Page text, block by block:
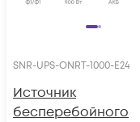
SNR-UPS-ONRT-1000-E24
Источник
бесперебойного